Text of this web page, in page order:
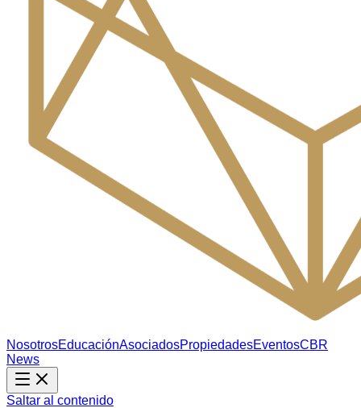
NosotrosEducaciónAsociadosPropiedadesEventosCBR
News
Saltar al contenido